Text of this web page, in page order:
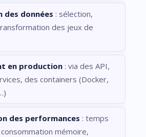
des données : sélection,
des jeux de
en production : via des API,
des containers (Docker,
des performances : temps
mémoire,